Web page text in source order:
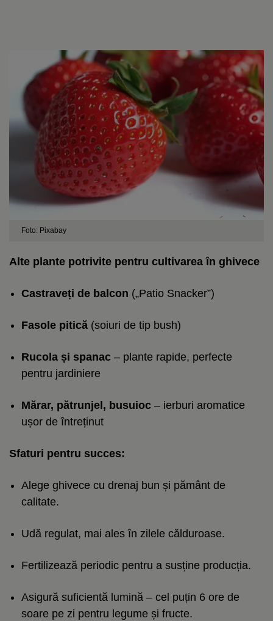
Foto: Pixabay
Alte plante potrivite pentru cultivarea în ghivece
Castraveți de balcon („Patio Snacker”)
Fasole pitică (soiuri de tip bush)
Rucola și spanac – plante rapide, perfecte
pentru jardiniere
Mărar, pătrunjel, busuioc – ierburi aromatice
ușor de întreținut
Sfaturi pentru succes:
Alege ghivece cu drenaj bun și pământ de
calitate.
Udă regulat, mai ales în zilele călduroase.
Fertilizează periodic pentru a susține producția.
Asigură suficientă lumină – cel puțin 6 ore de
soare pe zi pentru legume și fructe.